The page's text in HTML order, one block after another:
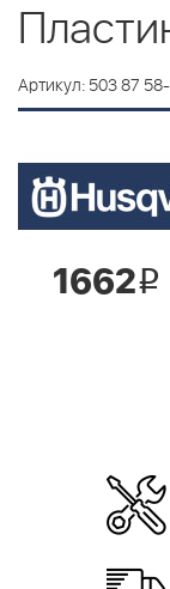
Артикул: 503 87
1662i